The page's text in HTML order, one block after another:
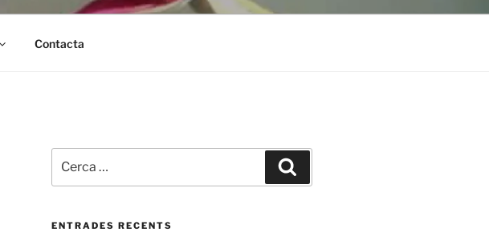
Contacta
ENTRADES RECENTS